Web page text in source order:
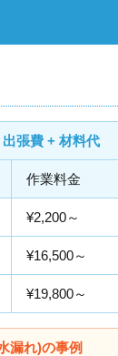
張費 + 材料代
作業料金
¥2,200～
¥16,500～
¥19,800～
漏れ)の事例